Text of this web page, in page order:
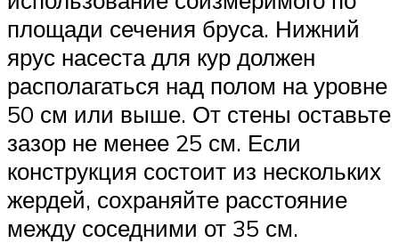
площади сечения бруса. Нижний
ярус насеста для кур должен
располагаться над полом на уровне
50 см или выше. От стены оставьте
зазор не менее 25 см. Если
конструкция состоит из нескольких
жердей, сохраняйте расстояние
между соседними от 35 см.